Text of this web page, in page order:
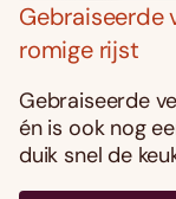
Gebraiseerde
romige rijst
Gebraiseerde
én is ook nog
duik snel de